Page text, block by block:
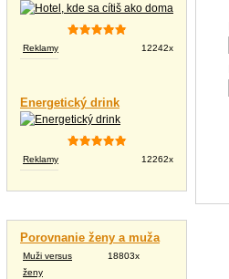
Reklamy 12242x
Energetický drink
Reklamy 12262x
Porovnanie ženy a muža
Muži versus
ženy
18803x